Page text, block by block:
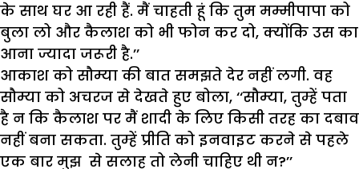
के साथ घर आ रही हैं. मैं चाहती हूं कि तुम मम्मीपापा को
बुला लो और कैलाश को भी फोन कर दो, क्योंकि उस का
आना ज्यादा जरूरी है.’’
आकाश को सौम्या की बात समझते देर नहीं लगी. वह
सौम्या को अचरज से देखते हुए बोला, ‘‘सौम्या, तुम्हें पता
है न कि कैलाश पर मैं शादी के लिए किसी तरह का दबाव
नहीं बना सकता. तुम्हें प्रीति को इनवाइट करने से पहले
एक बार मुझ से सलाह तो लेनी चाहिए थी न?’’